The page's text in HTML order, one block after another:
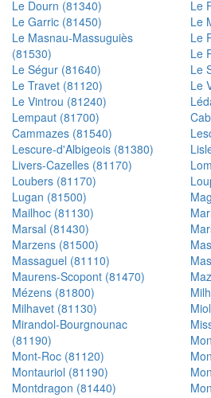
Le Dourn (81340)
Le
Le Garric (81450)
Le
Le Masnau-Massuguiès
(81530)
Le
Le
Le Ségur (81640)
Le
Le Travet (81120)
Le
Le Vintrou (81240)
Lempaut (81700)
Cammazes (81540)
Lescure-d'Albigeois (81380)
Livers-Cazelles (81170)
Loubers (81170)
Lugan (81500)
Mailhoc (81130)
Marsal (81430)
Marzens (81500)
Massaguel (81110)
Maurens-Scopont (81470)
Mézens (81800)
Milhavet (81130)
Mirandol-Bourgnounac
(81190)
Mont-Roc (81120)
Montauriol (81190)
Montdragon (81440)